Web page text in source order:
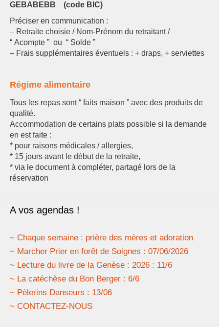
GEBABEBB (code BIC)
Préciser en communication :
– Retraite choisie / Nom-Prénom du retraitant /
“ Acompte ” ou “ Solde ”
– Frais supplémentaires éventuels : + draps, + serviettes
Régime alimentaire
Tous les repas sont “ faits maison ” avec des produits de
qualité.
Accommodation de certains plats possible si la demande
en est faite :
* pour raisons médicales / allergies,
* 15 jours avant le début de la retraite,
* via le document à compléter, partagé lors de la
réservation
A vos agendas !
~ Chaque semaine : prière des mères et adoration
~ Marcher Prier en forêt de Soignes : 07/06/2026
~ Lecture du livre de la Genèse : 2026 : 11/6
~ La catéchèse du Bon Berger : 6/6
~ Pèlerins Danseurs : 13/06
~ CONTACTEZ-NOUS